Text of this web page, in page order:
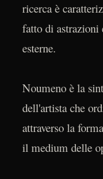
ricerca è
fatto di astrazioni
esterne.
Noumeno è la
dell'artista che
attraverso la
il medium delle